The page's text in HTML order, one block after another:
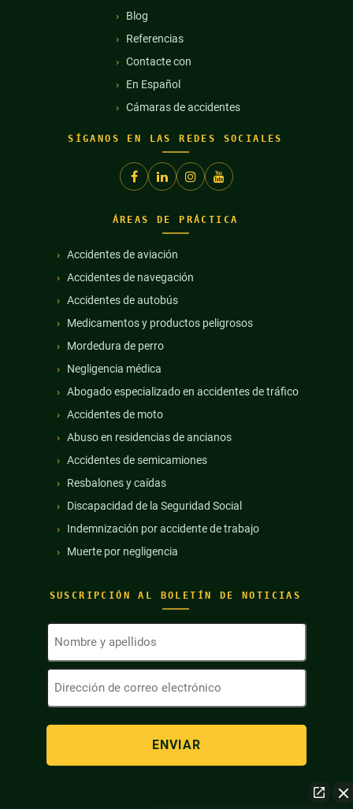
Blog
Referencias
Contacte con
En Español
Cámaras de accidentes
SÍGANOS EN LAS REDES SOCIALES
SUSCRIPCIÓN AL BOLETÍN DE NOTICIAS
Nombre
apellidos
Dirección
de
correo
ÁREAS DE PRÁCTICA
Accidentes de aviación
Accidentes de navegación
Accidentes de autobús
Medicamentos y productos peligrosos
Mordedura de perro
Negligencia médica
Abogado especializado en accidentes de tráfico
Accidentes de moto
Abuso en residencias de ancianos
Accidentes de semicamiones
Resbalones y caídas
Discapacidad de la Seguridad Social
Indemnización por accidente de trabajo
Muerte por negligencia